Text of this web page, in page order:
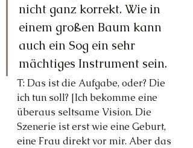
nicht ganz korrekt. Wie in
einem großen Baum kann
auch ein Sog ein sehr
mächtiges Instrument sein.
T: Das ist die Aufgabe, oder? Die
ich tun soll? [Ich bekomme eine
überaus seltsame Vision. Die
Szenerie ist erst wie eine Geburt,
eine Frau direkt vor mir. Aber das